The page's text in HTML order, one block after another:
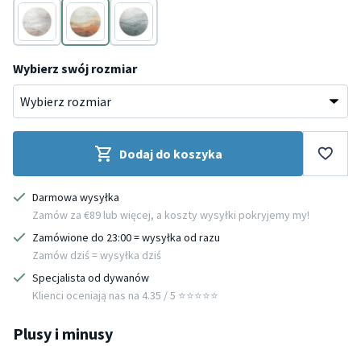
Taupe TerakotaZielony
Wybierz swój rozmiar
Dodaj do koszyka
Darmowa wysyłka
Zamów za €89 lub więcej, a koszty wysyłki pokryjemy my!
Zamówione do 23:00 = wysyłka od razu
Zamów dziś = wysyłka dziś
Specjalista od dywanów
Klienci oceniają nas na 4.35 / 5 ⭐️⭐️⭐️⭐️⭐️
Plusy i minusy